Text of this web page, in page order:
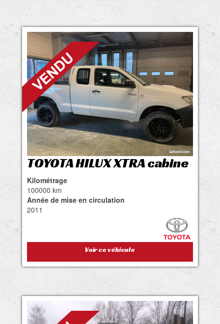
TOYOTA HILUX XTRA cabine
Kilométrage
100000 km
Année de mise en circulation
2011
Voir ce véhicule